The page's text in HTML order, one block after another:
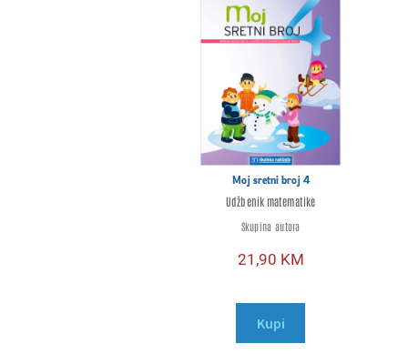
Moj sretni broj 4
Udžbenik matematike
Skupina autora
21,90 KM
Kupi